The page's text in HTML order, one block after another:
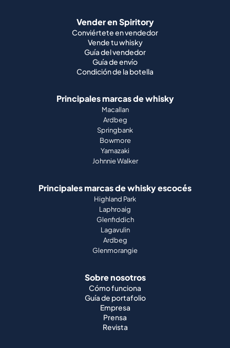
Vender en Spiritory
Conviértete en vendedor
Vende tu whisky
Guía del vendedor
Guía de envío
Condición de la botella
Principales marcas de whisky
Macallan
Ardbeg
Springbank
Bowmore
Yamazaki
Johnnie Walker
Principales marcas de whisky escocés
Highland Park
Laphroaig
Glenfiddich
Lagavulin
Ardbeg
Glenmorangie
Sobre nosotros
Cómo funciona
Guía de portafolio
Empresa
Prensa
Revista